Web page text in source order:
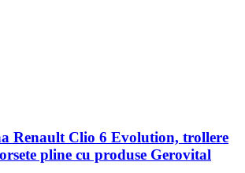
Renault Clio 6 Evolution, trollere
pline cu produse Gerovital